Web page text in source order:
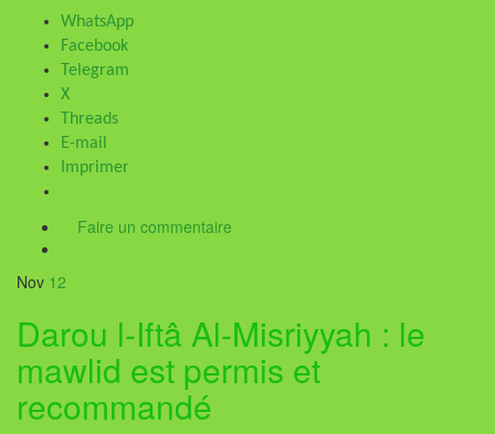
WhatsApp
Facebook
Telegram
X
Threads
E-mail
Imprimer
Faire un commentaire
Nov 12
Darou l-Iftâ Al-Misriyyah : le
mawlid est permis et
recommandé